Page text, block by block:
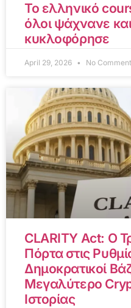
Το ελληνικό
όλοι ψάχνανε
κυκλοφόρησε
April 29, 2026 No
CLARITY Act: Ο
Πόρτα στις
Δημοκρατικοί
Μεγαλύτερο
Ιστορίας